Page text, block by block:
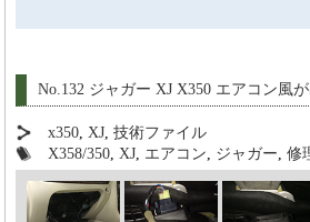
No.132 ジャガー XJ X350 エアコン風
x350 XJ ,技術ファイル
X358/350 XJ エアコン ジャガー ,修